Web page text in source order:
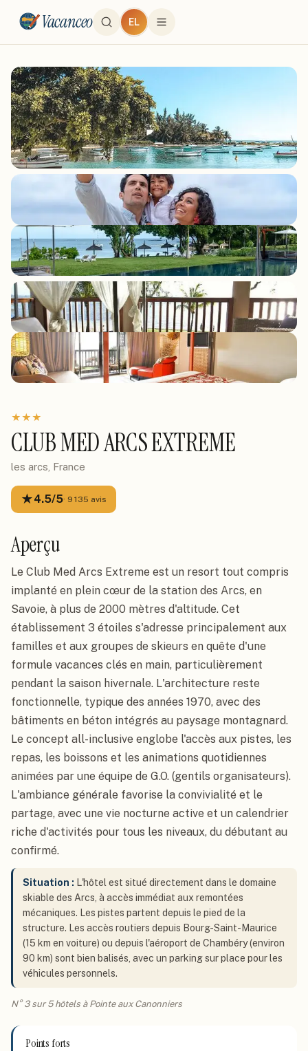
Vacanceo EL
★★★
CLUB MED ARCS EXTREME
les arcs, France
★4.5/5· 9 135 avis
Aperçu
Le Club Med Arcs Extreme est un resort tout compris
implanté en plein cœur de la station des Arcs, en
Savoie, à plus de 2000 mètres d'altitude. Cet
établissement 3 étoiles s'adresse principalement aux
familles et aux groupes de skieurs en quête d'une
formule vacances clés en main, particulièrement
pendant la saison hivernale. L'architecture reste
fonctionnelle, typique des années 1970, avec des
bâtiments en béton intégrés au paysage montagnard.
Le concept all-inclusive englobe l'accès aux pistes, les
repas, les boissons et les animations quotidiennes
animées par une équipe de G.O. (gentils organisateurs).
L'ambiance générale favorise la convivialité et le
partage, avec une vie nocturne active et un calendrier
riche d'activités pour tous les niveaux, du débutant au
confirmé.
Situation : L'hôtel est situé directement dans le domaine
skiable des Arcs, à accès immédiat aux remontées
mécaniques. Les pistes partent depuis le pied de la
structure. Les accès routiers depuis Bourg-Saint-Maurice
(15 km en voiture) ou depuis l'aéroport de Chambéry (environ
90 km) sont bien balisés, avec un parking sur place pour les
véhicules personnels.
N° 3 sur 5 hôtels à Pointe aux Canonniers
Points forts